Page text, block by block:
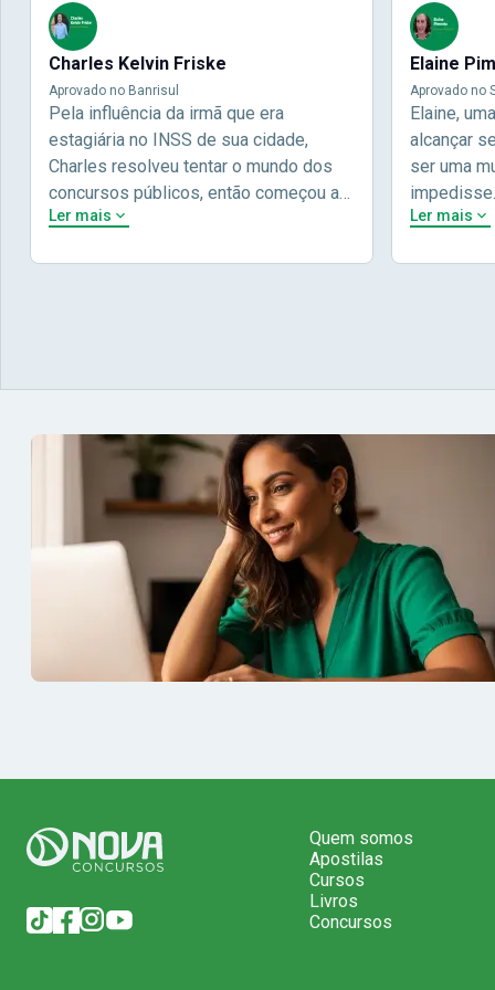
Charles Kelvin Friske
Aprovado no Banrisul
Pela influência da irmã que era
estagiária no INSS de sua cidade,
Charles resolveu tentar o mundo dos
concursos públicos, então começou a
estudar com contéudo gratuito que a
e em seguida veio o resultado,
aprovado com mérito no concurso do
Banrisul.Charles Kelvin Friske -
Aprovado no Banrisul
Ler mais
Elaine
Aprovado no
Elaine,
alcançar
ser uma
concursos
objetivos
aprovação
Ler mais
Quem somos
Apostilas
Cursos
Livros
Concursos